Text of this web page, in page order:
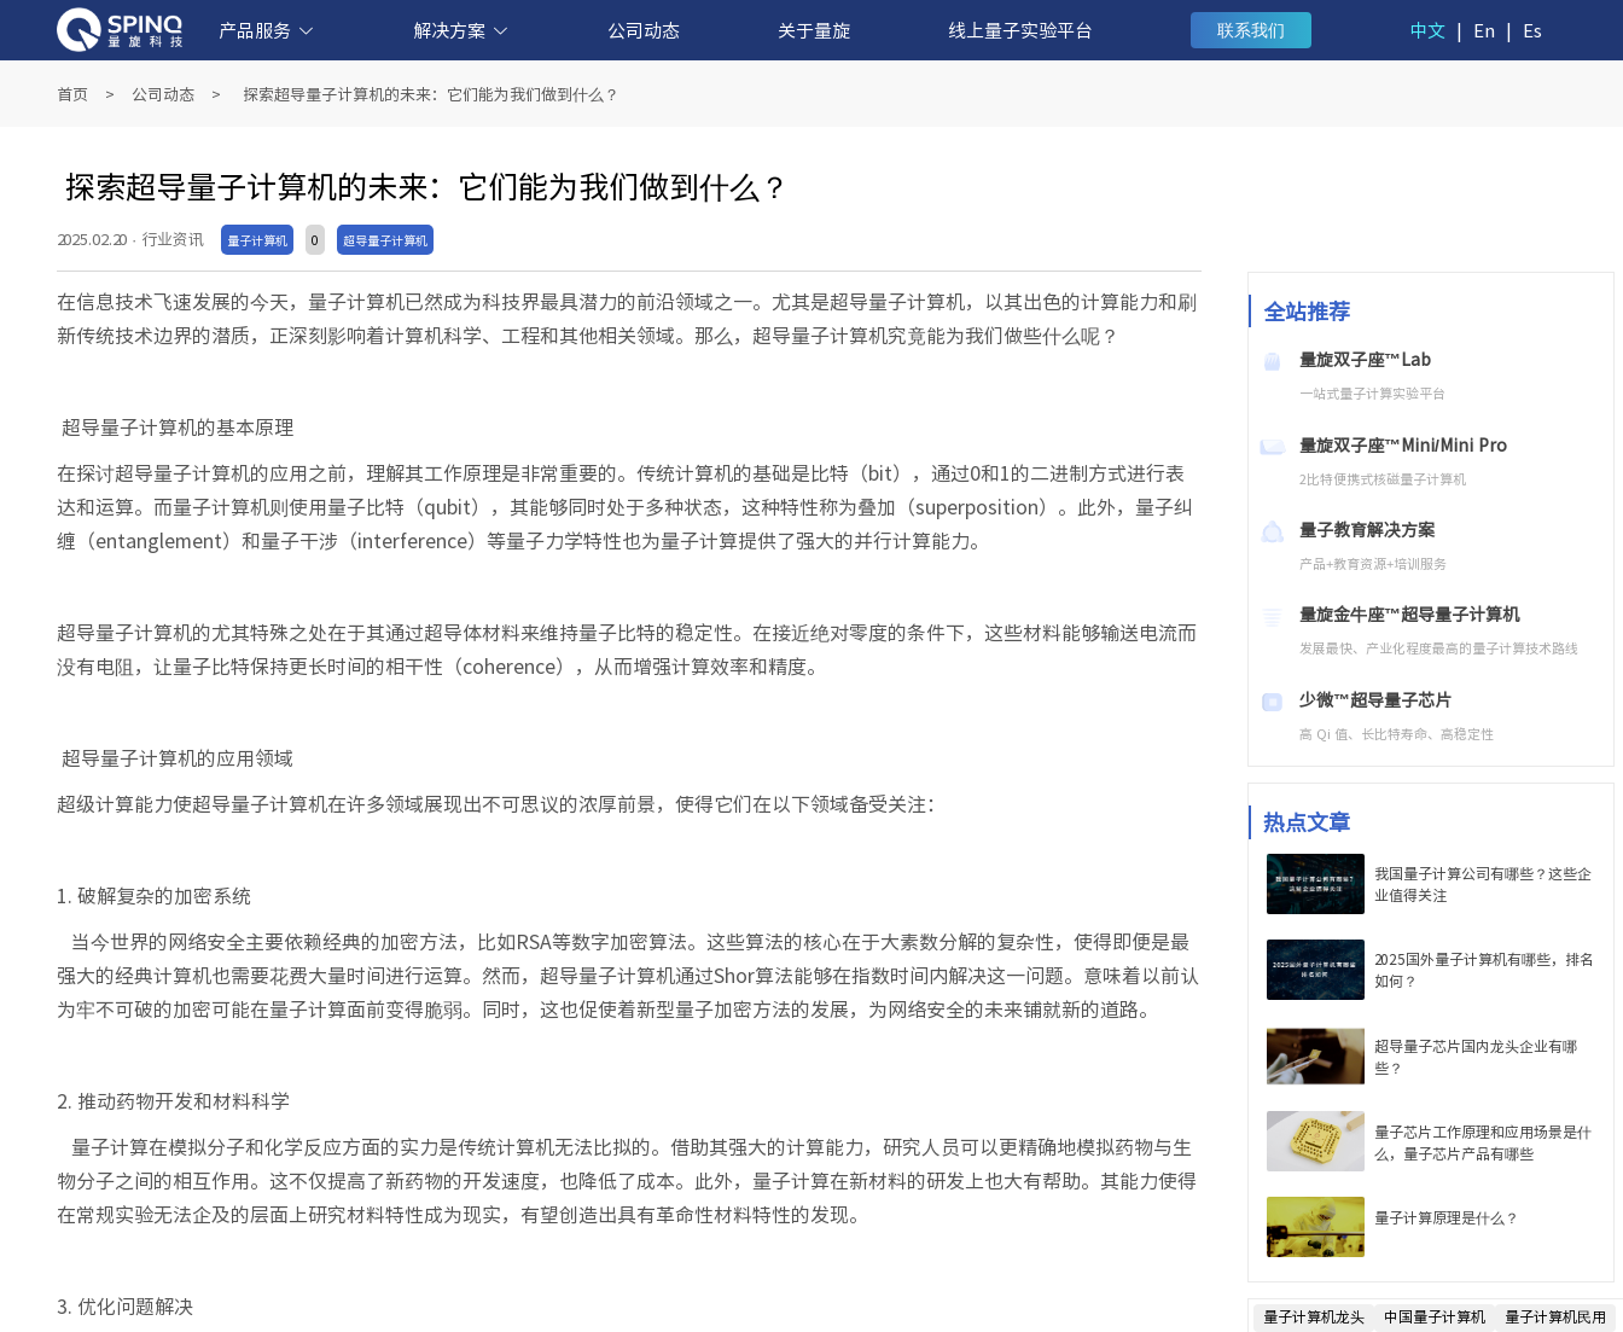
产品服务
产业级超导量子计算机产品
教育级核磁量子计算机产品
线上量子实验平台和软件产品
解决方案
量子教育解决方案
金融科技解决方案
生物医药解决方案
人工智能解决方案
公司动态 关于量旋 线上量子实验平台 联系我们 中文 | En | Es
首页 > 公司动态 > 探索超导量子计算机的未来：它们能为我们做到什么？
探索超导量子计算机的未来：它们能为我们做到什么？
2025.02.20 · 行业资讯 量子计算机 0 超导量子计算机
在信息技术飞速发展的今天，量子计算机已然成为科技界最具潜力的前沿领域之一。尤其是超导量子计算机，以其出色的计算能力和刷
新传统技术边界的潜质，正深刻影响着计算机科学、工程和其他相关领域。那么，超导量子计算机究竟能为我们做些什么呢？
超导量子计算机的基本原理
在探讨超导量子计算机的应用之前，理解其工作原理是非常重要的。传统计算机的基础是比特（bit），通过0和1的二进制方式进行表
达和运算。而量子计算机则使用量子比特（qubit），其能够同时处于多种状态，这种特性称为叠加（superposition）。此外，量子纠
缠（entanglement）和量子干涉（interference）等量子力学特性也为量子计算提供了强大的并行计算能力。
超导量子计算机的尤其特殊之处在于其通过超导体材料来维持量子比特的稳定性。在接近绝对零度的条件下，这些材料能够输送电流而
没有电阻，让量子比特保持更长时间的相干性（coherence），从而增强计算效率和精度。
超导量子计算机的应用领域
超级计算能力使超导量子计算机在许多领域展现出不可思议的浓厚前景，使得它们在以下领域备受关注：
1. 破解复杂的加密系统
当今世界的网络安全主要依赖经典的加密方法，比如RSA等数字加密算法。这些算法的核心在于大素数分解的复杂性，使得即便是最
强大的经典计算机也需要花费大量时间进行运算。然而，超导量子计算机通过Shor算法能够在指数时间内解决这一问题。意味着以前认
为牢不可破的加密可能在量子计算面前变得脆弱。同时，这也促使着新型量子加密方法的发展，为网络安全的未来铺就新的道路。
2. 推动药物开发和材料科学
量子计算在模拟分子和化学反应方面的实力是传统计算机无法比拟的。借助其强大的计算能力，研究人员可以更精确地模拟药物与生
物分子之间的相互作用。这不仅提高了新药物的开发速度，也降低了成本。此外，量子计算在新材料的研发上也大有帮助。其能力使得
在常规实验无法企及的层面上研究材料特性成为现实，有望创造出具有革命性材料特性的发现。
3. 优化问题解决
全站推荐
量旋双子座™Lab
一站式量子计算实验平台
量旋双子座™Mini/Mini Pro
2比特便携式核磁量子计算机
量子教育解决方案
产品+教育资源+培训服务
量旋金牛座™超导量子计算机
发展最快、产业化程度最高的量子计算技术路线
少微™超导量子芯片
高 Qi 值、长比特寿命、高稳定性
热点文章
我国量子计算公司有哪些？这些企
业值得关注
2025国外量子计算机有哪些，排名
如何？
超导量子芯片国内龙头企业有哪
些？
量子芯片工作原理和应用场景是什
么，量子芯片产品有哪些
量子计算原理是什么？
量子计算机龙头 中国量子计算机
量子计算机民用